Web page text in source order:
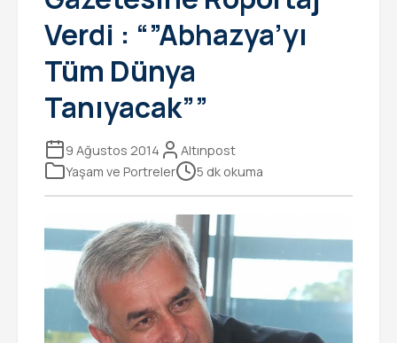
Verdi : “”Abhazya’yı
Tüm Dünya
Tanıyacak””
9 Ağustos 2014
Altınpost
Yaşam ve Portreler
5 dk okuma